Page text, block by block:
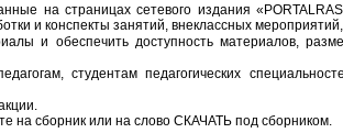
на страницах сетевого издания
и конспекты занятий, внеклассных
и обеспечить доступность материалов,
студентам педагогических
на сборник или на слово СКАЧАТЬ под сборником.